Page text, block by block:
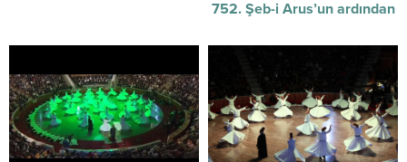
752. Şeb-i Arus’un ardından